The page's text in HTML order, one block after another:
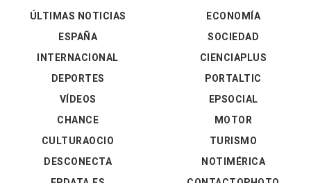
ÚLTIMAS NOTICIAS
ESPAÑA
INTERNACIONAL
DEPORTES
VÍDEOS
ECONOMÍA
SOCIEDAD
CIENCIAPLUS
PORTALTIC
EPSOCIAL
CHANCE
CULTURAOCIO
DESCONECTA
MOTOR
TURISMO
NOTIMÉRICA